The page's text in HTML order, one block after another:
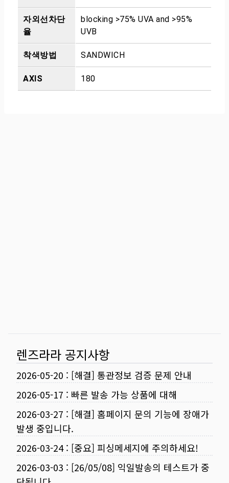
자외선차단
율
blocking >75% UVA and >95%
UVB
착색방법 SANDWICH
AXIS 180
렌즈라라 공지사항
2026-05-20 : [해결] 통관정보 검증 문제 안내
2026-05-17 : 빠른 발송 가능 상품에 대해
2026-03-27 : [해결] 홈페이지 문의 기능에 장애가
발생 중입니다.
2026-03-24: [중요] 피싱메세지에 주의하세요!
2026-03-03 : [26/05/08] 익일발송의 테스트가 중